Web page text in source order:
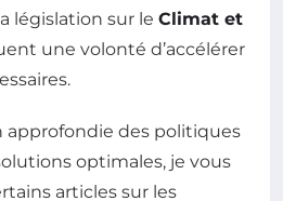
législation sur le Climat et
une volonté d’accélérer
approfondie des politiques
optimales, je vous
articles sur les